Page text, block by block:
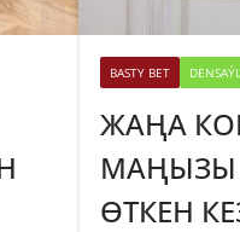
BASTY BET
ЖАҢА
МАҢЫЗЫ
ӨТКЕН